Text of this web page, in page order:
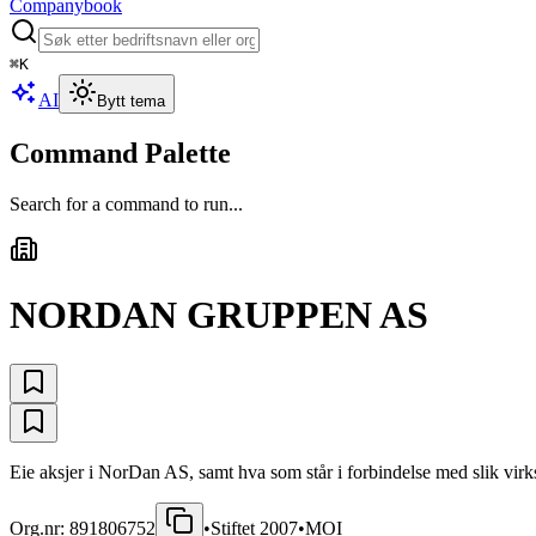
Companybook
⌘K
AI Bytt tema
Command Palette
Search for a command to run...
NORDAN GRUPPEN AS
Eie aksjer i NorDan AS, samt hva som står i forbindelse med slik
Org.nr: 891806752 •Stiftet 2007•MOI